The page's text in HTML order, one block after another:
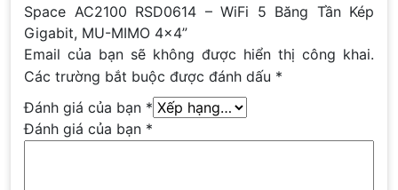
Space AC2100 RSD0614 – WiFi 5 Băng Tần Kép
Gigabit, MU-MIMO 4×4”
Email của bạn sẽ không được hiển thị công khai.
Các trường bắt buộc được đánh dấu *
Đánh giá của bạn *
Đánh giá của bạn *